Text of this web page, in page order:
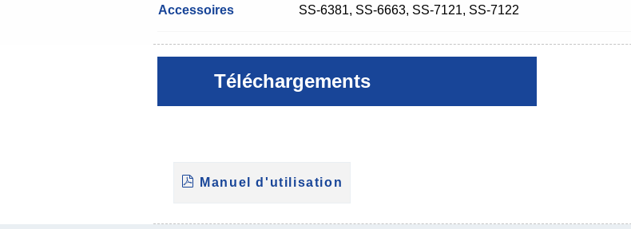
Accessoires SS-6381, SS-6663, SS-7121, SS-7122
Téléchargements
Manuel d'utilisation